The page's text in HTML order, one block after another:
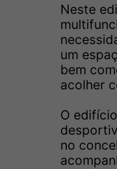
Neste
um
bem
acolher
O
no